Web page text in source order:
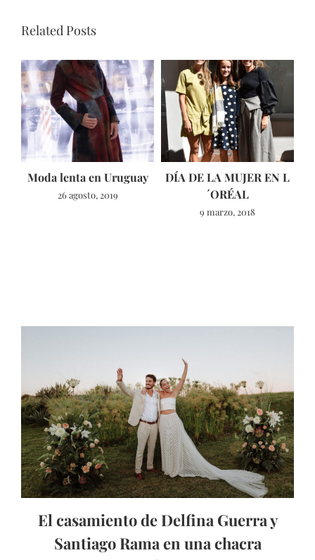
Related Posts
Moda lenta en Uruguay
26 agosto, 2019
DÍA DE LA MUJER EN L
´ORÉAL
9 marzo, 2018
El casamiento de Delfina Guerra y
Santiago Rama en una chacra